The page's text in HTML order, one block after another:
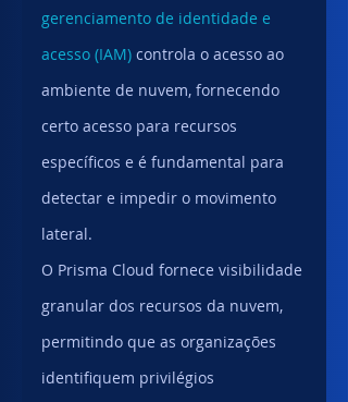
gerenciamento de identidade e
acesso (IAM) controla o acesso ao
ambiente de nuvem, fornecendo
certo acesso para recursos
específicos e é fundamental para
detectar e impedir o movimento
lateral.
O Prisma Cloud fornece visibilidade
granular dos recursos da nuvem,
permitindo que as organizações
identifiquem privilégios